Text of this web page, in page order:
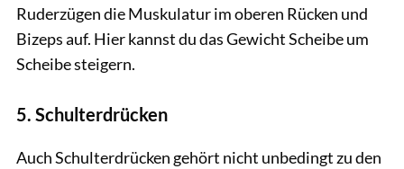
Ruderzügen die Muskulatur im oberen Rücken und
Bizeps auf. Hier kannst du das Gewicht Scheibe um
Scheibe steigern.
5. Schulterdrücken
Auch Schulterdrücken gehört nicht unbedingt zu den